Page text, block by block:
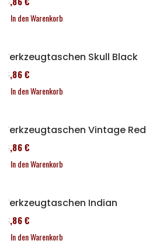
In den Warenkorb
Werkzeugtaschen Skull Black
76,86 €
In den Warenkorb
Werkzeugtaschen Vintage Red
76,86 €
In den Warenkorb
Werkzeugtaschen Indian
76,86 €
In den Warenkorb